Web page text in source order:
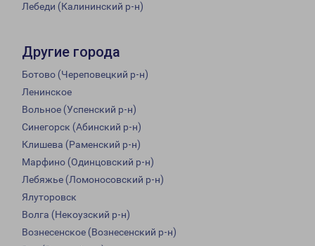
Лебеди (Калининский р-н)
Другие города
Ботово (Череповецкий р-н)
Ленинское
Вольное (Успенский р-н)
Синегорск (Абинский р-н)
Клишева (Раменский р-н)
Марфино (Одинцовский р-н)
Лебяжье (Ломоносовский р-н)
Ялуторовск
Волга (Некоузский р-н)
Вознесенское (Вознесенский р-н)